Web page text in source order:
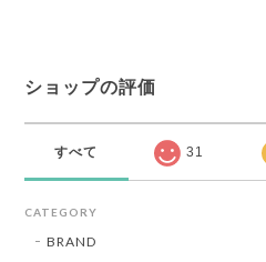
ショップの評価
すべて 31
CATEGORY
BRAND